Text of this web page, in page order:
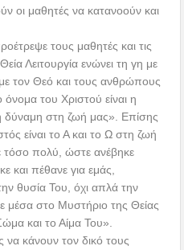
οι μαθητές να κατανοούν και
τους μαθητές και τις
Λειτουργία ενώνει τη γη με
τον Θεό και τους ανθρώπους
του Χριστού είναι η
δύναμη στη ζωή μας». Επίσης
είναι το Α και το Ω στη ζωή
πολύ, ώστε ανέβηκε
πέθανε για εμάς,
θυσία Του, όχι απλά την
μέσα στο Μυστήριο της Θείας
και το Αίμα Του».
να κάνουν τον δικό τους